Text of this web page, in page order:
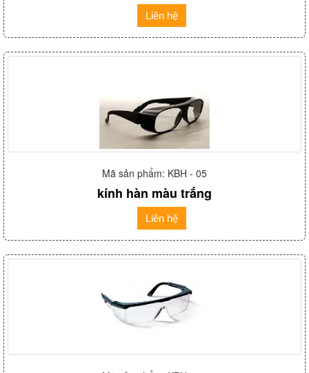
Liên hệ
Mã sản phẩm: KBH - 05
kính hàn màu trắng
Liên hệ